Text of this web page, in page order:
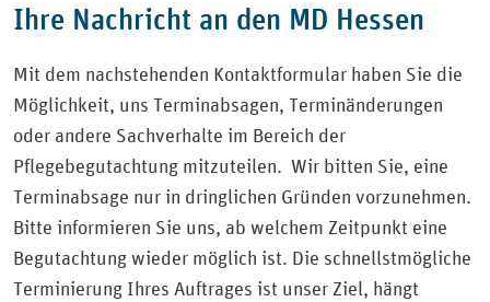
Ihre Nachricht an den MD Hessen
Mit dem nachstehenden Kontaktformular haben Sie die
Möglichkeit, uns Terminabsagen, Terminänderungen
oder andere Sachverhalte im Bereich der
Pflegebegutachtung mitzuteilen. Wir bitten Sie, eine
Terminabsage nur in dringlichen Gründen vorzunehmen.
Bitte informieren Sie uns, ab welchem Zeitpunkt eine
Begutachtung wieder möglich ist. Die schnellstmögliche
Terminierung Ihres Auftrages ist unser Ziel, hängt